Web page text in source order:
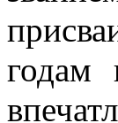
годам